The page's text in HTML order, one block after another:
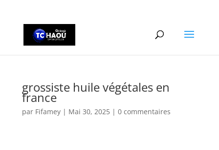
grossiste huile végétales en
france
par Fifamey| Mai 30, 2025| 0 commentaires